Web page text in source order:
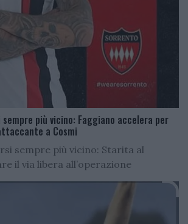
sempre più vicino: Faggiano accelera per
a Cosmi
sempre più vicino: Starita al
il via libera all’operazione